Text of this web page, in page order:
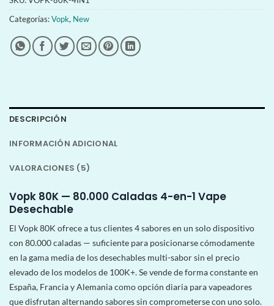
Categorías:Vopk, New
DESCRIPCIÓN
INFORMACIÓN ADICIONAL
VALORACIONES (5)
Vopk 80K — 80.000 Caladas 4-en-1 Vape
Desechable
El Vopk 80K ofrece a tus clientes 4 sabores en un solo dispositivo
con 80.000 caladas — suficiente para posicionarse cómodamente
en la gama media de los desechables multi-sabor sin el precio
elevado de los modelos de 100K+. Se vende de forma constante en
España, Francia y Alemania como opción diaria para vapeadores
que disfrutan alternando sabores sin comprometerse con uno solo.